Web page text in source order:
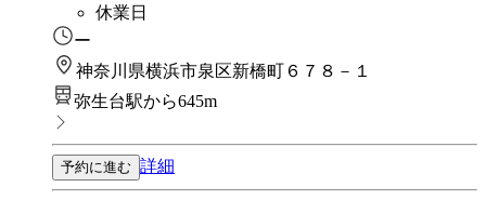
休業日
ー
神奈川県横浜市泉区新橋町６７８－１
弥生台駅から645m
予約に進む 詳細